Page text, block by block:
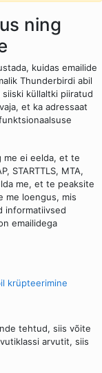
ning
kuidas emailide
Thunderbirdi abil
küllaltki piiratud
et ka adressaat
me ei eelda, et te
STARTTLS, MTA,
me, et te peaksite
me loengus, mis
informatiivsed
emailidega
krüpteerimine
tehtud, siis võite
arvutit, siis